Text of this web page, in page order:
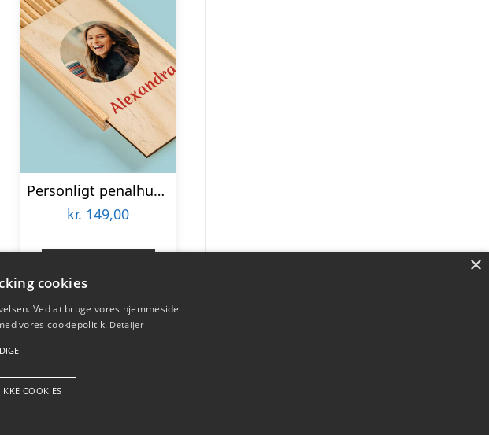
Personligt penalhus med foto & tekst
kr. 149,00
Gå til shop ×
cookies
Ved at bruge vores hjemmeside
vores cookiepolitik. Detaljer
COOKIES